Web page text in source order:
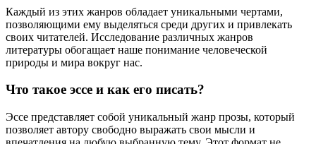
Каждый из этих жанров обладает уникальными чертами,
позволяющими ему выделяться среди других и привлекать
своих читателей. Исследование различных жанров
литературы обогащает наше понимание человеческой
природы и мира вокруг нас.
Что такое эссе и как его писать?
Эссе представляет собой уникальный жанр прозы, который
позволяет автору свободно выражать свои мысли и